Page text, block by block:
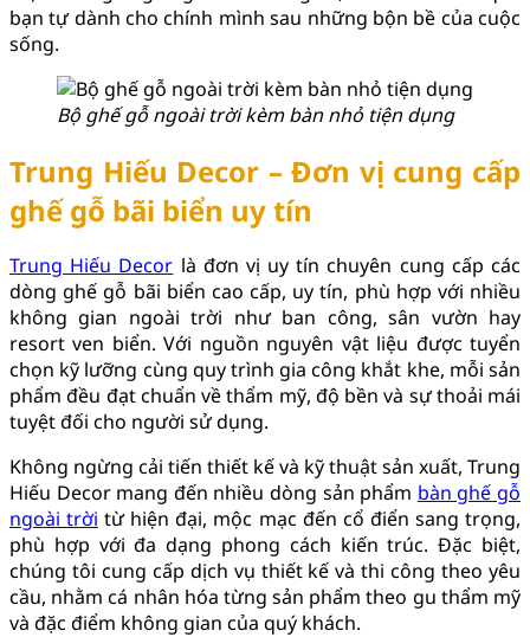
bạn tự dành cho chính mình sau những bộn bề của cuộc
sống.
Bộ ghế gỗ ngoài trời kèm bàn nhỏ tiện dụng
Trung Hiếu Decor – Đơn vị cung cấp
ghế gỗ bãi biển uy tín
Trung Hiếu Decor là đơn vị uy tín chuyên cung cấp các
dòng ghế gỗ bãi biển cao cấp, uy tín, phù hợp với nhiều
không gian ngoài trời như ban công, sân vườn hay
resort ven biển. Với nguồn nguyên vật liệu được tuyển
chọn kỹ lưỡng cùng quy trình gia công khắt khe, mỗi sản
phẩm đều đạt chuẩn về thẩm mỹ, độ bền và sự thoải mái
tuyệt đối cho người sử dụng.
Không ngừng cải tiến thiết kế và kỹ thuật sản xuất, Trung
Hiếu Decor mang đến nhiều dòng sản phẩm bàn ghế gỗ
ngoài trời từ hiện đại, mộc mạc đến cổ điển sang trọng,
phù hợp với đa dạng phong cách kiến trúc. Đặc biệt,
chúng tôi cung cấp dịch vụ thiết kế và thi công theo yêu
cầu, nhằm cá nhân hóa từng sản phẩm theo gu thẩm mỹ
và đặc điểm không gian của quý khách.